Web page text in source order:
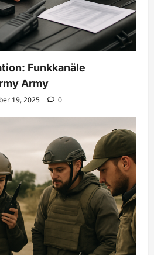
Funkkanäle
Army
19, 2025 0